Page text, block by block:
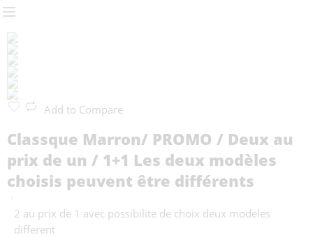
Add to Compare
Classque Marron/ PROMO / Deux au
prix de un / 1+1 Les deux modèles
choisis peuvent être différents
2 au prix de 1 avec possibilite de choix deux modeles
different